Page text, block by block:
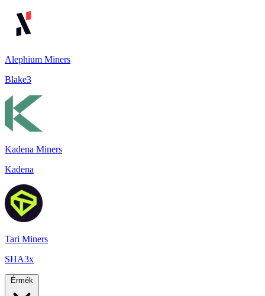
Alephium Miners
Blake3
Kadena Miners
Kadena
Tari Miners
SHA3x
Érmék